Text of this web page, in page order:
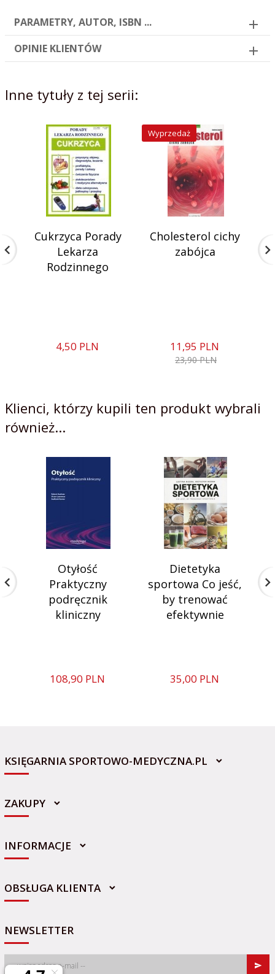
PARAMETRY, AUTOR, ISBN ...
OPINIE KLIENTÓW
Inne tytuły z tej serii:
Cukrzyca Porady
Lekarza
Rodzinnego
4,50 PLN
Wyprzedaż
Cholesterol cichy
zabójca
11,95 PLN
23,90 PLN
Klienci, którzy kupili ten produkt wybrali
również...
Otyłość
Praktyczny
podręcznik
kliniczny
108,90 PLN
Dietetyka
sportowa Co jeść,
by trenować
efektywnie
35,00 PLN
KSIĘGARNIA SPORTOWO-MEDYCZNA.PL
sklep@sportowo-medyczna.pl
ZAKUPY
INFORMACJE
OBSŁUGA KLIENTA
NEWSLETTER